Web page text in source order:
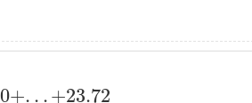
+. . .+23.72
...+23.72